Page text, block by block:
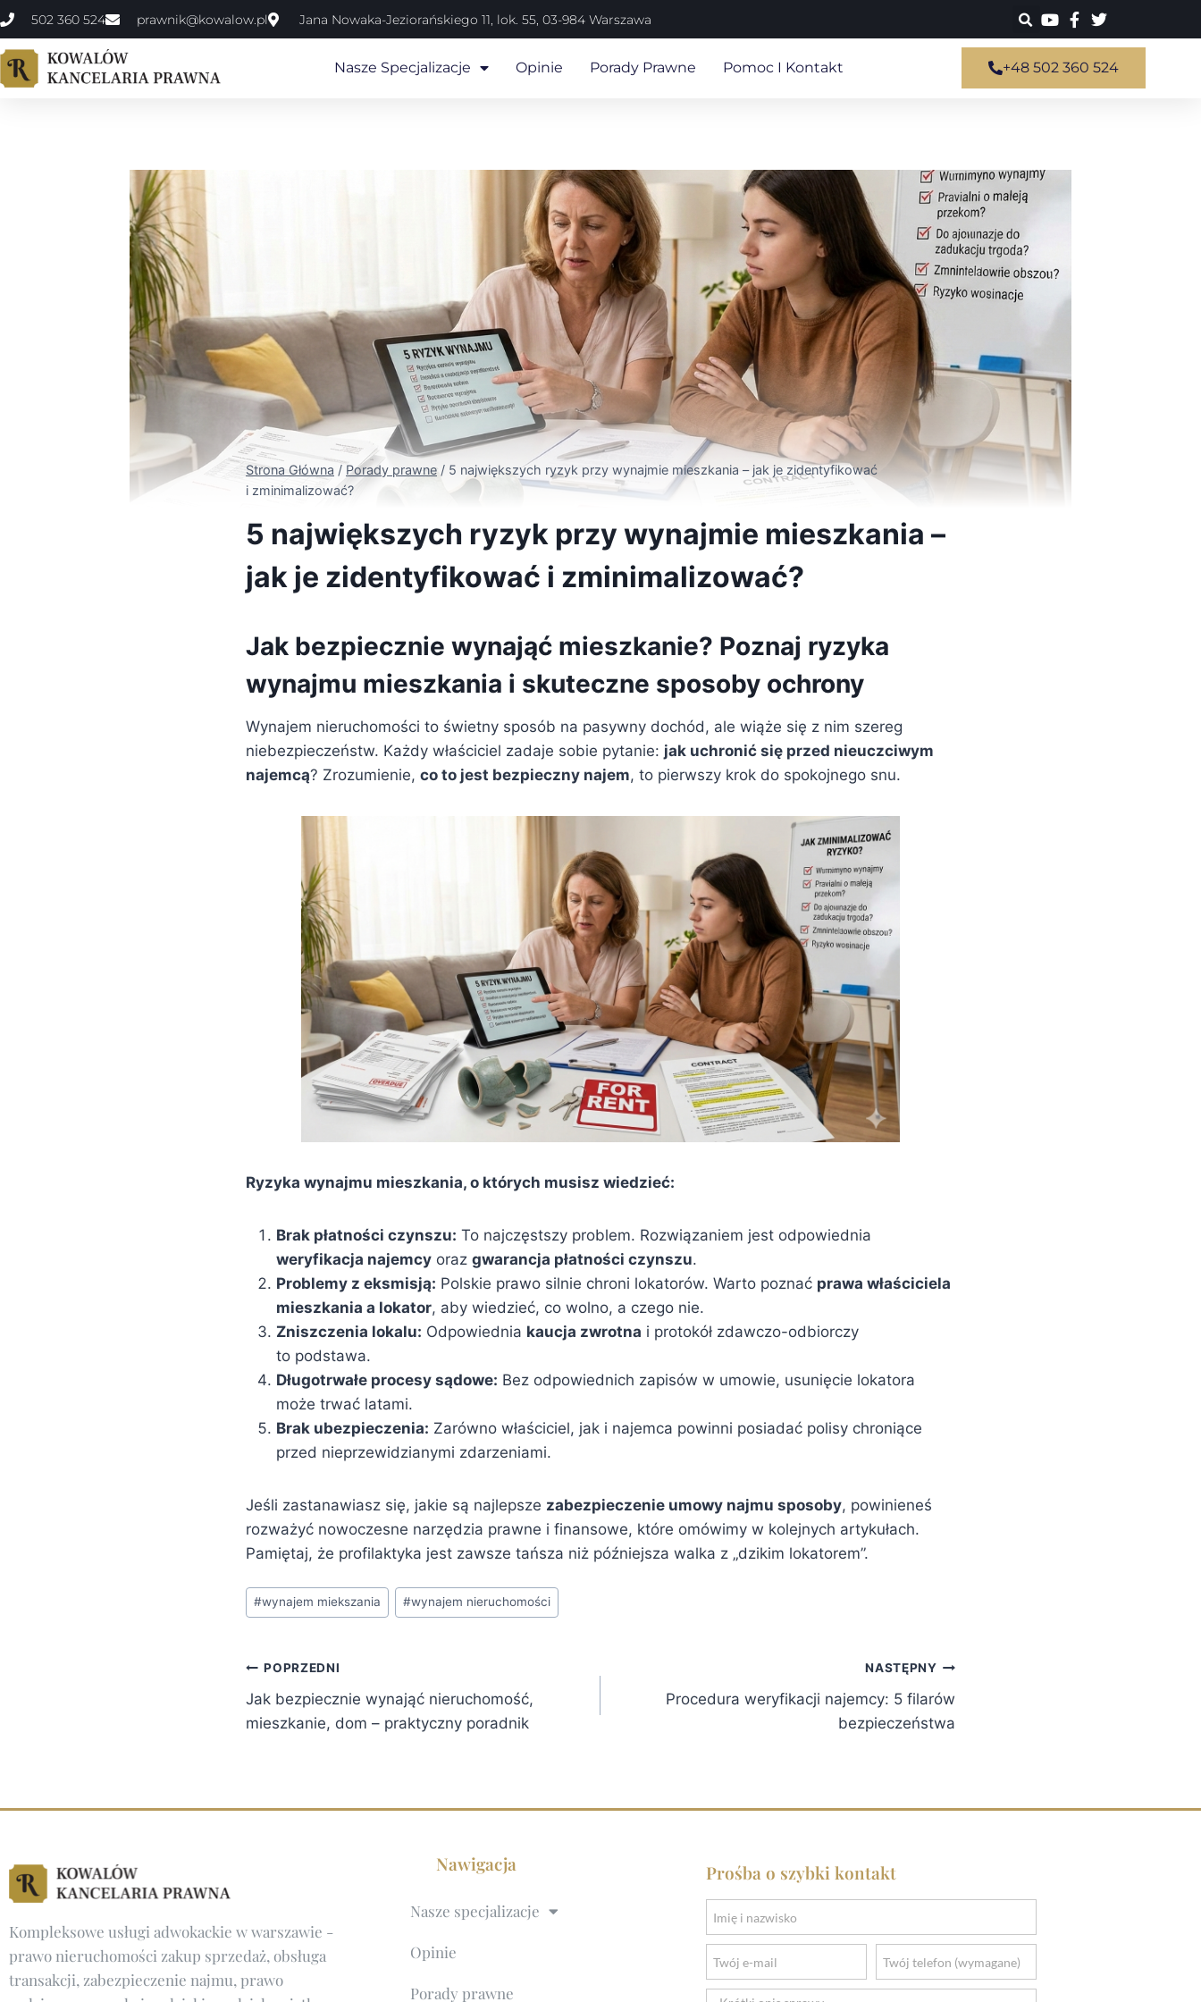
502 360 524 prawnik@kowalow.pl Jana Nowaka-Jeziorańskiego 11, lok. 55, 03-984 Warszawa
Nasze Specjalizacje Opinie Porady Prawne Pomoc I Kontakt +48 502 360 524
Strona Główna / Porady prawne / 5 największych ryzyk przy wynajmie mieszkania – jak je zidentyfikować
i zminimalizować?
5 największych ryzyk przy wynajmie mieszkania –
jak je zidentyfikować i zminimalizować?
Jak bezpiecznie wynająć mieszkanie? Poznaj ryzyka
wynajmu mieszkania i skuteczne sposoby ochrony
Wynajem nieruchomości to świetny sposób na pasywny dochód, ale wiąże się z nim szereg
niebezpieczeństw. Każdy właściciel zadaje sobie pytanie: jak uchronić się przed nieuczciwym
najemcą? Zrozumienie, co to jest bezpieczny najem, to pierwszy krok do spokojnego snu.
Ryzyka wynajmu mieszkania, o których musisz wiedzieć:
Brak płatności czynszu: To najczęstszy problem. Rozwiązaniem jest odpowiednia
weryfikacja najemcy oraz gwarancja płatności czynszu.
Problemy z eksmisją: Polskie prawo silnie chroni lokatorów. Warto poznać prawa właściciela
mieszkania a lokator, aby wiedzieć, co wolno, a czego nie.
Zniszczenia lokalu: Odpowiednia kaucja zwrotna i protokół zdawczo-odbiorczy
to podstawa.
Długotrwałe procesy sądowe: Bez odpowiednich zapisów w umowie, usunięcie lokatora
może trwać latami.
Brak ubezpieczenia: Zarówno właściciel, jak i najemca powinni posiadać polisy chroniące
przed nieprzewidzianymi zdarzeniami.
Jeśli zastanawiasz się, jakie są najlepsze zabezpieczenie umowy najmu sposoby, powinieneś
rozważyć nowoczesne narzędzia prawne i finansowe, które omówimy w kolejnych artykułach.
Pamiętaj, że profilaktyka jest zawsze tańsza niż późniejsza walka z „dzikim lokatorem”.
#wynajem miekszania #wynajem nieruchomości
POPRZEDNI
Jak bezpiecznie wynająć nieruchomość,
mieszkanie, dom – praktyczny poradnik
NASTĘPNY
Procedura weryfikacji najemcy: 5 filarów
bezpieczeństwa
Kompleksowe usługi adwokackie w warszawie -
prawo nieruchomości zakup sprzedaż, obsługa
transakcji, zabezpieczenie najmu, prawo
Nawigacja
Nasze specjalizacje
Opinie
Porady prawne
Prośba o szybki kontakt